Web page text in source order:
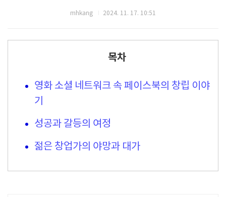
mhkang 2024. 11. 17. 10:51
목차
영화 소셜 네트워크 속 페이스북의 창립 이야
기
성공과 갈등의 여정
젊은 창업가의 야망과 대가